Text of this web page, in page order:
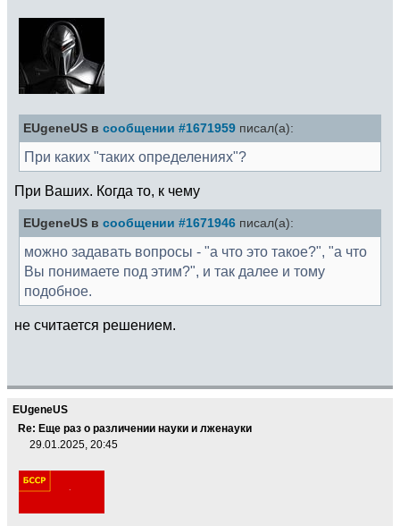
EUgeneUS в сообщении #1671959 писал(а):
При каких "таких определениях"?
При Ваших. Когда то, к чему
EUgeneUS в сообщении #1671946 писал(а):
можно задавать вопросы - "а что это такое?", "а что
Вы понимаете под этим?", и так далее и тому
подобное.
не считается решением.
EUgeneUS
Re: Еще раз о различении науки и лженауки
29.01.2025, 20:45